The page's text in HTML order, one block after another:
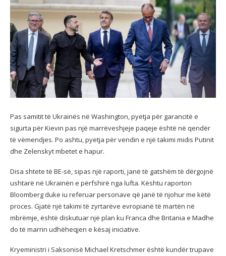
Pas samitit të Ukrainës në Washington, pyetja për garancitë e
sigurta për Kievin pas një marrëveshjeje paqeje është në qendër
të vëmendjes. Po ashtu, pyetja për vendin e një takimi midis Putinit
dhe Zelenskyt mbetet e hapur.
Disa shtete të BE-së, sipas një raporti, janë të gatshëm të dërgojnë
ushtarë në Ukrainën e përfshirë nga lufta. Kështu raporton
Bloomberg duke iu referuar personave që janë të njohur me këtë
proces. Gjatë një takimi të zyrtarëve evropianë të martën në
mbrëmje, është diskutuar një plan ku Franca dhe Britania e Madhe
do të marrin udhëheqjen e kësaj iniciative.
Kryeministri i Saksonisë Michael Kretschmer është kundër trupave